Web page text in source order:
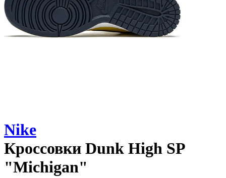
Nike
Кроссовки Dunk High SP
"Michigan"